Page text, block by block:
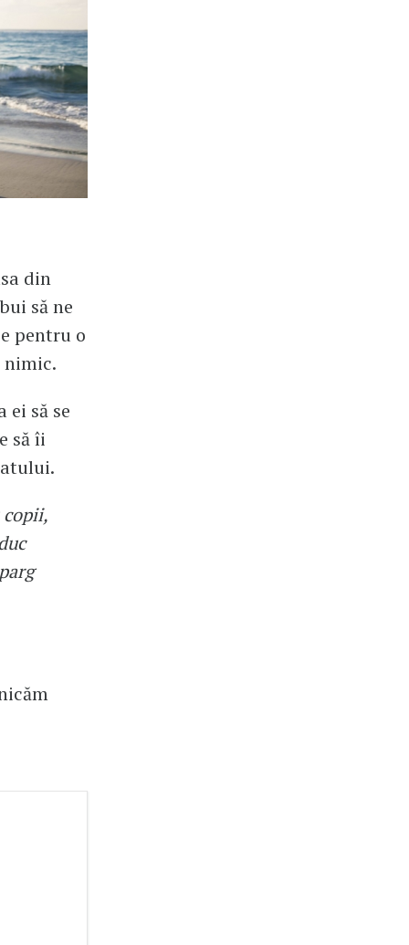
din
să ne
pentru o
nimic.
să se
să îi